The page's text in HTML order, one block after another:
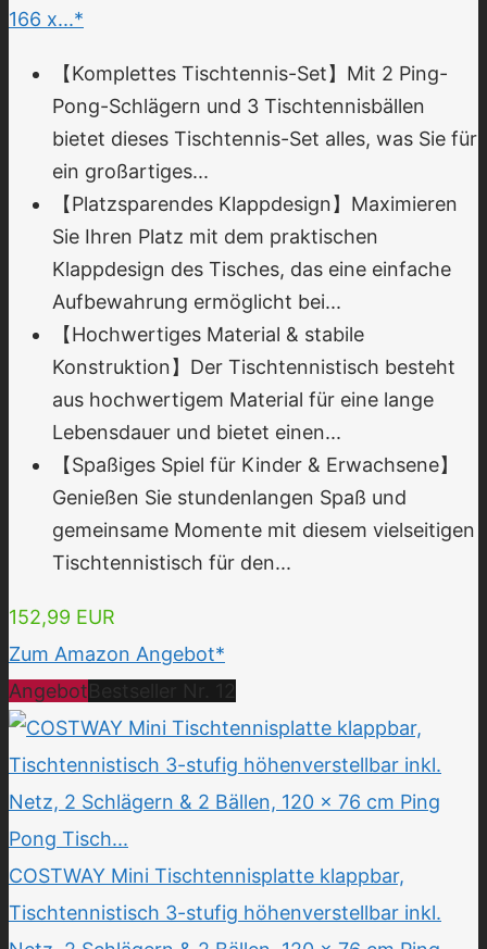
166 x...*
【Komplettes Tischtennis-Set】Mit 2 Ping-
Pong-Schlägern und 3 Tischtennisbällen
bietet dieses Tischtennis-Set alles, was Sie für
ein großartiges...
【Platzsparendes Klappdesign】Maximieren
Sie Ihren Platz mit dem praktischen
Klappdesign des Tisches, das eine einfache
Aufbewahrung ermöglicht bei...
【Hochwertiges Material & stabile
Konstruktion】Der Tischtennistisch besteht
aus hochwertigem Material für eine lange
Lebensdauer und bietet einen...
【Spaßiges Spiel für Kinder & Erwachsene】
Genießen Sie stundenlangen Spaß und
gemeinsame Momente mit diesem vielseitigen
Tischtennistisch für den...
152,99 EUR
Zum Amazon Angebot*
Angebot
COSTWAY Mini Tischtennisplatte klappbar,
Tischtennistisch 3-stufig höhenverstellbar inkl.